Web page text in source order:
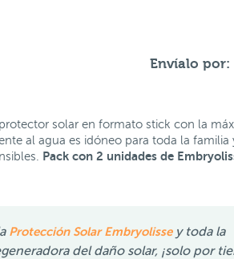
Envíalo por:
protector solar en formato stick con la
al agua es idóneo para toda la familia
Pack con 2 unidades de
Protección Solar Embryolissey toda la
del daño solar, ¡solo por